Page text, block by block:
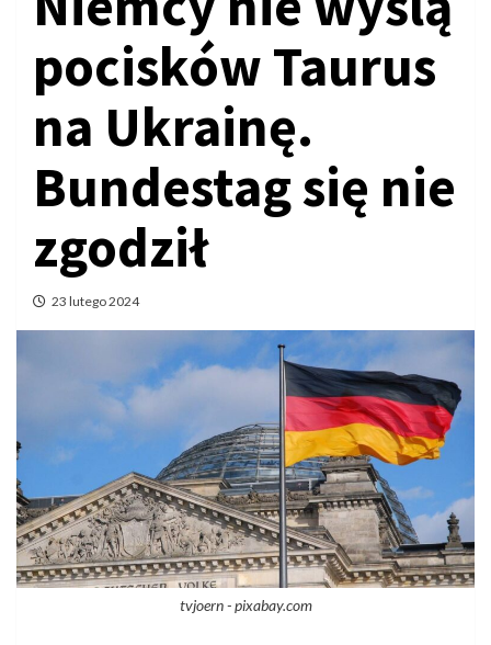
pocisków Taurus
na Ukrainę.
Bundestag się nie
zgodził
23 lutego 2024
tvjoern - pixabay.com